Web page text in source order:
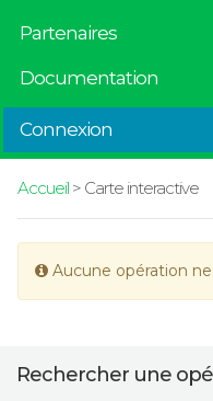
Partenaires
Documentation
Connexion
Accueil> Carte interactive
Aucune opération
Rechercher une